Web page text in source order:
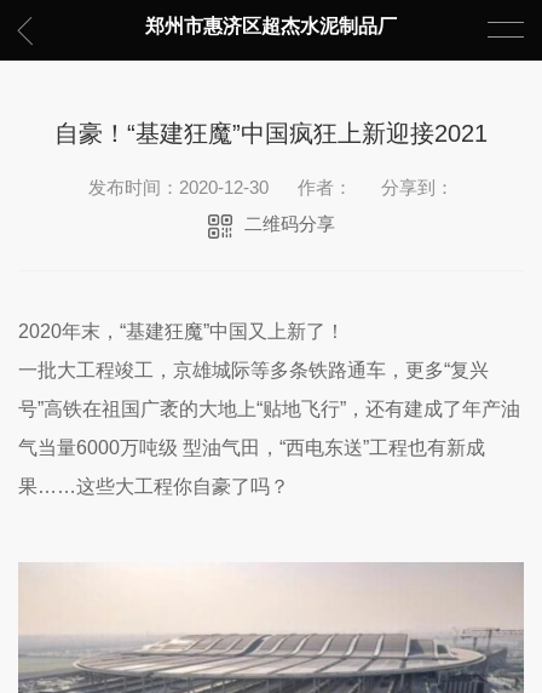
郑州市惠济区超杰水泥制品厂
自豪！“基建狂魔”中国疯狂上新迎接2021
发布时间：2020-12-30 作者：
分享到：
二维码分享
2020年末，“基建狂魔”中国又上新了！
一批大工程竣工，京雄城际等多条铁路通车，更多“复兴
号”高铁在祖国广袤的大地上“贴地飞行”，还有建成了年产油
气当量6000万吨级 型油气田，“西电东送”工程也有新成
果……这些大工程你自豪了吗？